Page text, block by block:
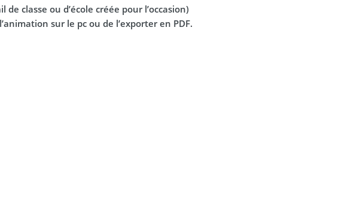
classe ou d’école créée pour l’occasion)
sur le pc ou de l’exporter en PDF.